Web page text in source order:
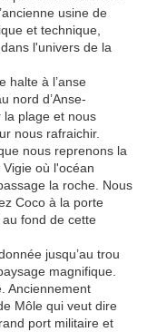
usine de
et technique,
l'univers de la
halte à l’anse
nord d’Anse-
la plage et nous
nous rafraichir.
nous reprenons la
où l'océan
la roche. Nous
Coco à la porte
au fond de cette
jusqu’au trou
magnifique.
Anciennement
Môle qui veut dire
port militaire et